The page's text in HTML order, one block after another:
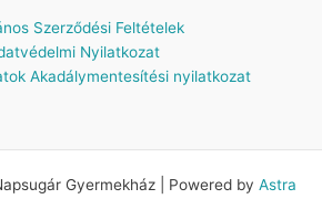
Szerződési Feltételek
Nyilatkozat
Akadálymentesítési nyilatkozat
Gyermekház | Powered by Astra